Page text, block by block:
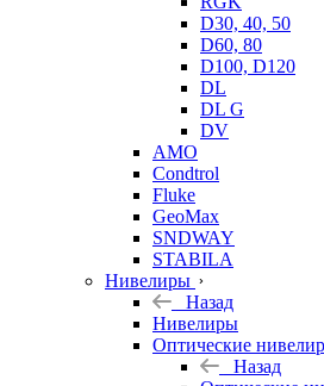
D30, 40, 50
D60, 80
D100, D120
DL
DL G
DV
AMO
Condtrol
Fluke
GeoMax
SNDWAY
STABILA
Нивелиры
Назад
Нивелиры
Оптические
Назад